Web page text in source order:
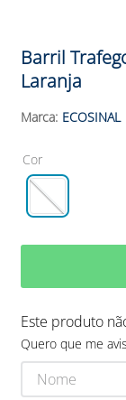
Barril
Laranja
ECOSINAL
Cor
Este produto
Quero que me